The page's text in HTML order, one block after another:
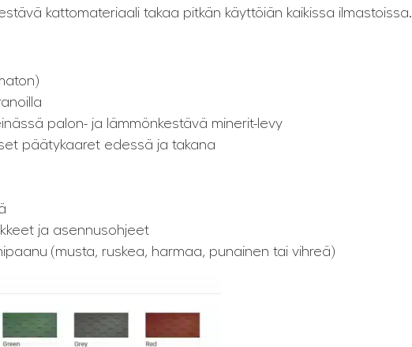
kattomateriaali takaa pitkän käyttöiän kaikissa ilmastoissa.
palon- ja lämmönkestävä minerit-levy
päätykaaret edessä ja takana
ja asennusohjeet
(musta, ruskea, harmaa, punainen tai vihreä)